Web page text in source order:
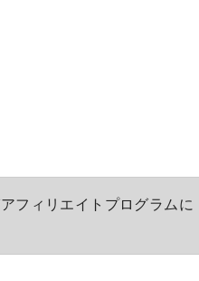
フィリエイトプログラムに